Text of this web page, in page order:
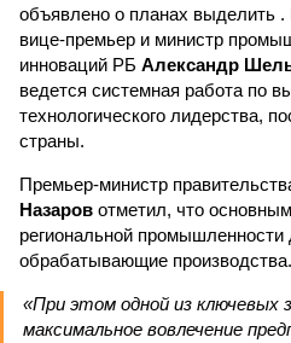
объявлено о планах выделить .
вице-премьер и министр
инноваций РБ Александр
ведется системная работа по
технологического лидерства,
страны.
Премьер-министр
Назаров отметил, что
региональной
обрабатывающие производства.
«При этом одной из ключевых
максимальное вовлечение